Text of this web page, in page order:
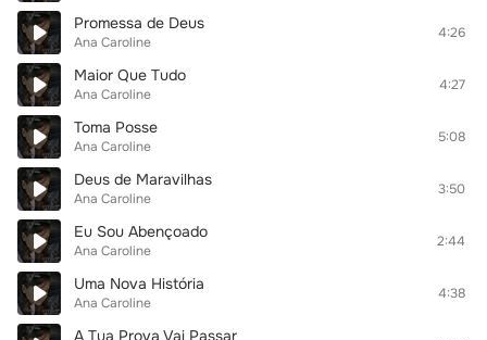
Promessa de Deus
Ana Caroline
4:26
Maior Que Tudo
Ana Caroline
4:27
Toma Posse
Ana Caroline
5:08
Deus de Maravilhas
Ana Caroline
3:50
Eu Sou Abençoado
Ana Caroline
2:44
Uma Nova História
Ana Caroline
4:38
A Tua Prova Vai Passar